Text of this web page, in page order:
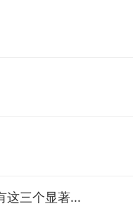
这三个显著...